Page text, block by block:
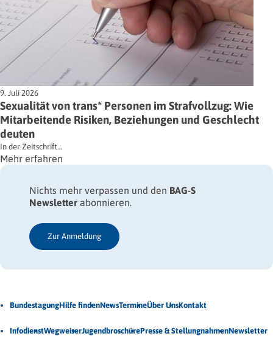
9. Juli 2026
Sexualität von trans* Personen im Strafvollzug: Wie
Mitarbeitende Risiken, Beziehungen und Geschlecht
deuten
In der Zeitschrift…
Mehr erfahren
Nichts mehr verpassen und den BAG-S
Newsletter abonnieren.
Zur Anmeldung
BundestagungHilfe findenNewsTermineÜber UnsKontakt
InfodienstWegweiserJugendbroschürePresse & StellungnahmenNewsletter